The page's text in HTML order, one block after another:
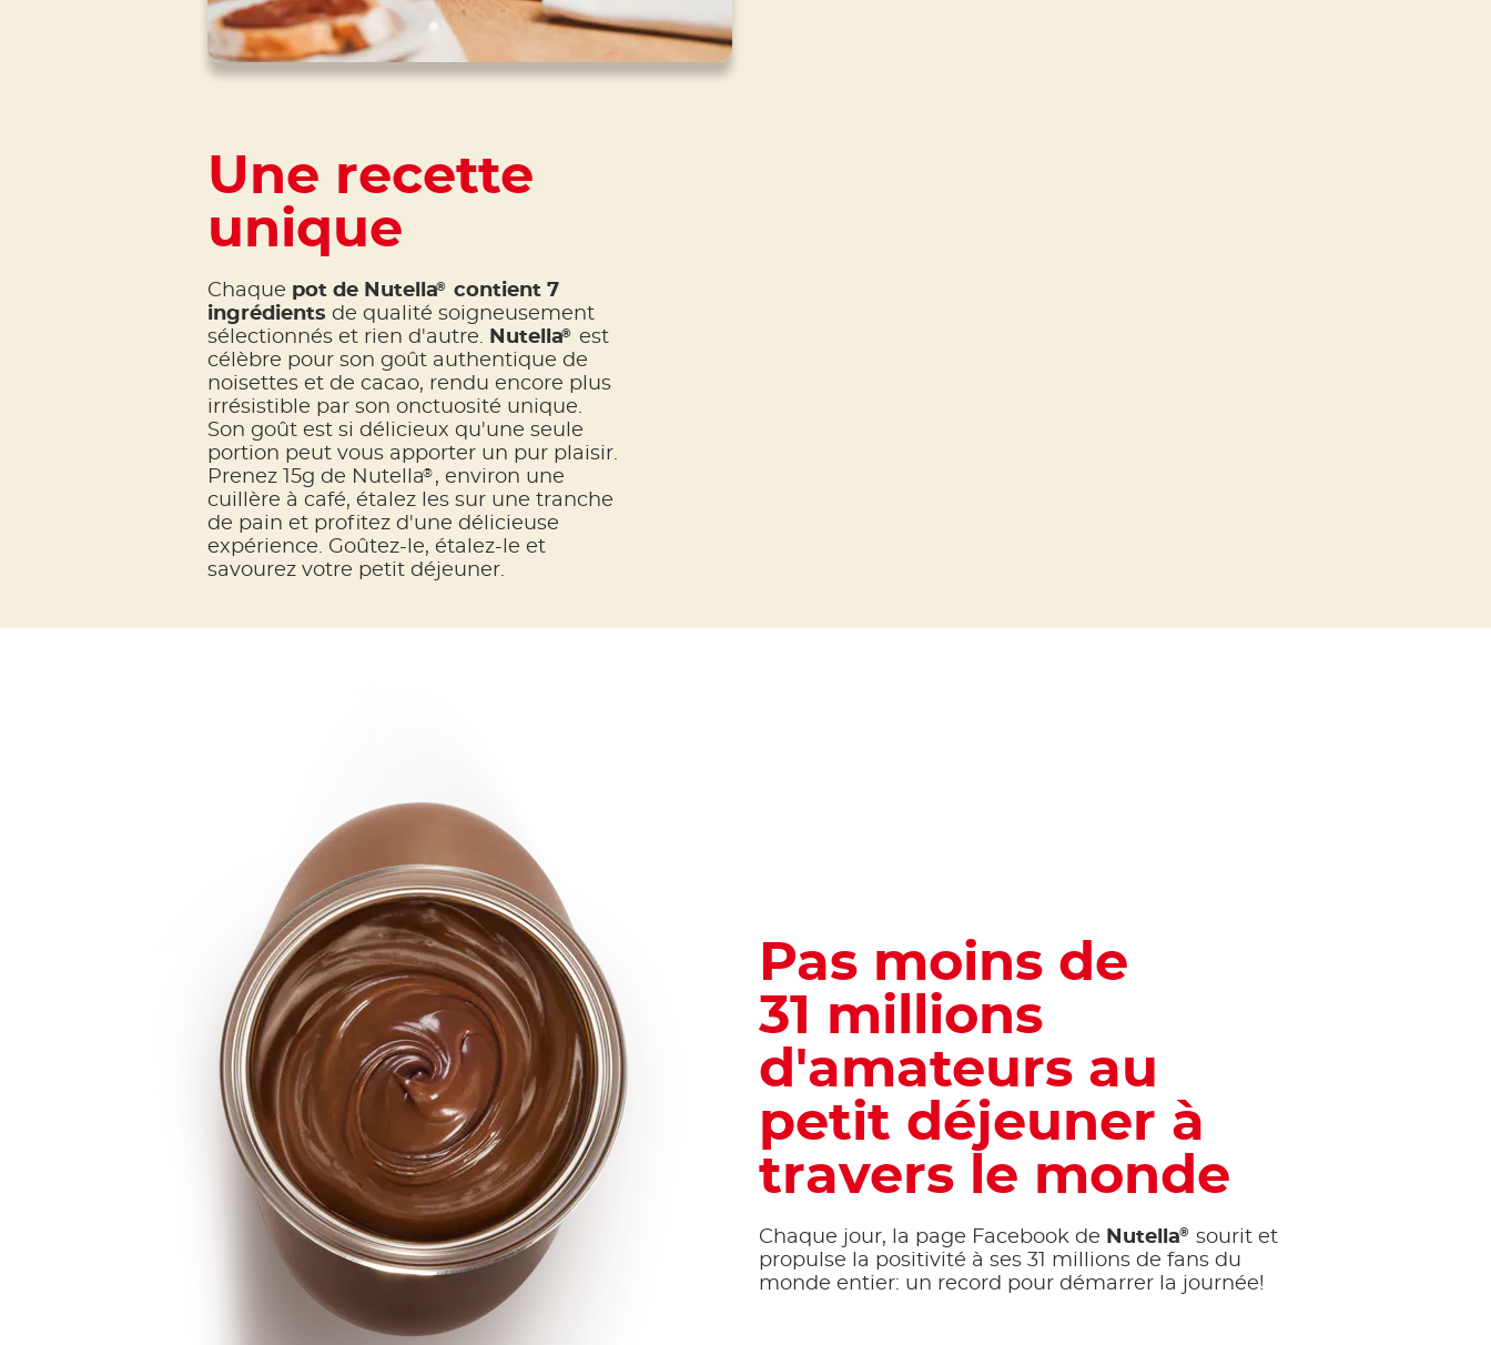
Une recette
unique
Chaque pot de Nutella®
contient 7
ingrédients de qualité soigneusement
sélectionnés et rien d'autre. Nutella®
est
célèbre pour son goût authentique de
noisettes et de cacao, rendu encore plus
irrésistible par son onctuosité unique.
Son goût est si délicieux qu'une seule
portion peut vous apporter un pur plaisir.
Prenez 15g de Nutella® , environ une
cuillère à café, étalez les sur une tranche
de pain et profitez d'une délicieuse
expérience. Goûtez-le, étalez-le et
savourez votre petit déjeuner.
Pas moins de
31 millions
d'amateurs au
petit déjeuner à
travers le monde
Chaque jour, la page Facebook de Nutella® sourit et
propulse la positivité à ses 31 millions de fans du
monde entier: un record pour démarrer la journée!